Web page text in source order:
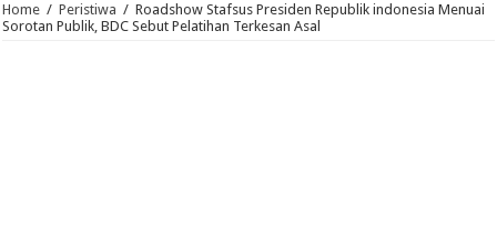
Home / Peristiwa / Roadshow Stafsus Presiden Republik indonesia Menuai
Sorotan Publik, BDC Sebut Pelatihan Terkesan Asal